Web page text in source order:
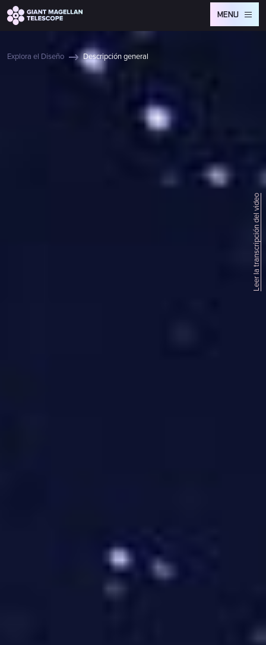
Global site tag (gtag.js) - Google Analytics
MENU
Explora el Diseño Descripción general
Leer la transcripción del video